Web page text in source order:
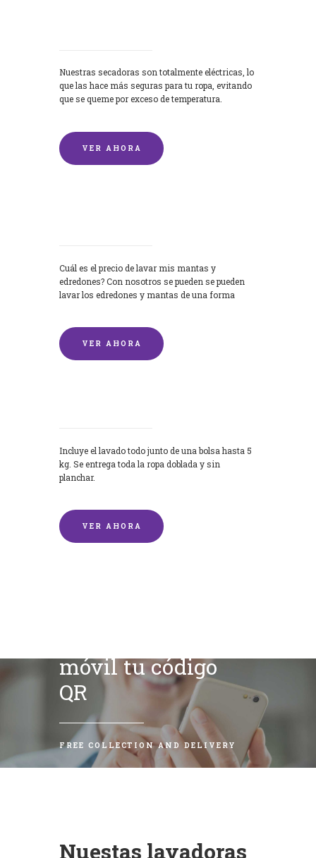
Nuestras secadoras son totalmente eléctricas, lo
que las hace más seguras para tu ropa, evitando
que se queme por exceso de temperatura.
VER AHORA
Cuál es el precio de lavar mis mantas y
edredones? Con nosotros se pueden se pueden
lavar los edredones y mantas de una forma
VER AHORA
Incluye el lavado todo junto de una bolsa hasta 5
kg. Se entrega toda la ropa doblada y sin
planchar.
VER AHORA
móvil tu código
QR
FREE COLLECTION AND DELIVERY
Nuestas lavadoras